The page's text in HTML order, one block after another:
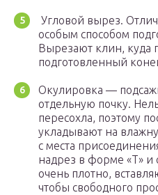
Угловой вырез.
особым способом
Вырезают клин, куда
подготовленный
Окулировка —
отдельную почку.
пересохла, поэтому
укладывают на
с места
надрез в форме «Т» и
очень плотно,
чтобы свободного